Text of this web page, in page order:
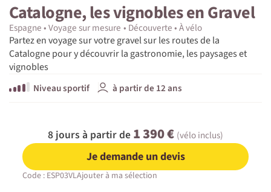
Catalogne, les vignobles en Gravel
Espagne Voyage sur mesure Découverte À vélo
Partez en voyage sur votre gravel sur les routes de la
Catalogne pour y découvrir la gastronomie, les paysages et
vignobles
Niveau sportif
à partir de 12 ans
8 jours à partir de 1 390 € (vélo inclus)
Je demande un devis
Code : ESP03VLAjouter à ma sélection